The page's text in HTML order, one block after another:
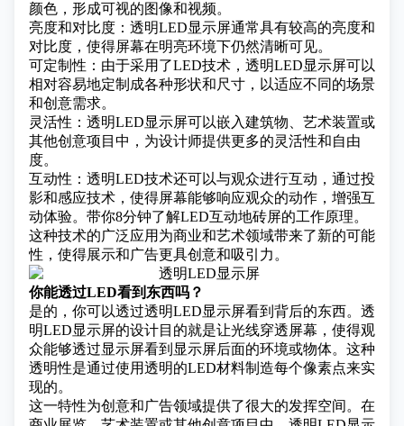
颜色，形成可视的图像和视频。
亮度和对比度：透明LED显示屏通常具有较高的亮度和
对比度，使得屏幕在明亮环境下仍然清晰可见。
可定制性：由于采用了LED技术 ，透明LED显示屏可以
相对容易地定制成各种形状和尺寸，以适应不同的场景
和创意需求。
灵活性：透明LED显示屏可以嵌入建筑物、艺术装置或
其他创意项目中，为设计师提供更多的灵活性和自由
度。
互动性：透明LED技术还可以与观众进行互动，通过投
影和感应技术，使得屏幕能够响应观众的动作，增强互
动体验。 带你8分钟了解LED互动地砖屏的工作原理。
这种技术的广泛应用为商业和艺术领域带来了新的可能
性，使得展示和广告更具创意和吸引力。
你能透过LED看到东西吗？
是的，你可以透过透明LED显示屏看到背后的东西。透
明LED显示屏的设计目的就是让光线穿透屏幕，使得观
众能够透过显示屏看到显示屏后面的环境或物体。这种
透明性是通过使用透明的LED材料制造每个像素点来实
现的。
这一特性为创意和广告领域提供了很大的发挥空间。在